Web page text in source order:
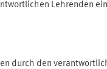
Lehrenden
durch den